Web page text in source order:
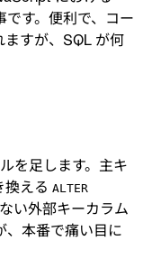
す。便利で、コー
ますが、SQL が何
を足します。主キ
換える ALTER
い外部キーカラム
本番で痛い目に